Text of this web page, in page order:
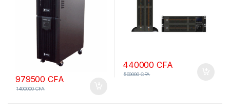
979500CFA
1400000CFA
440000CFA
500000CFA